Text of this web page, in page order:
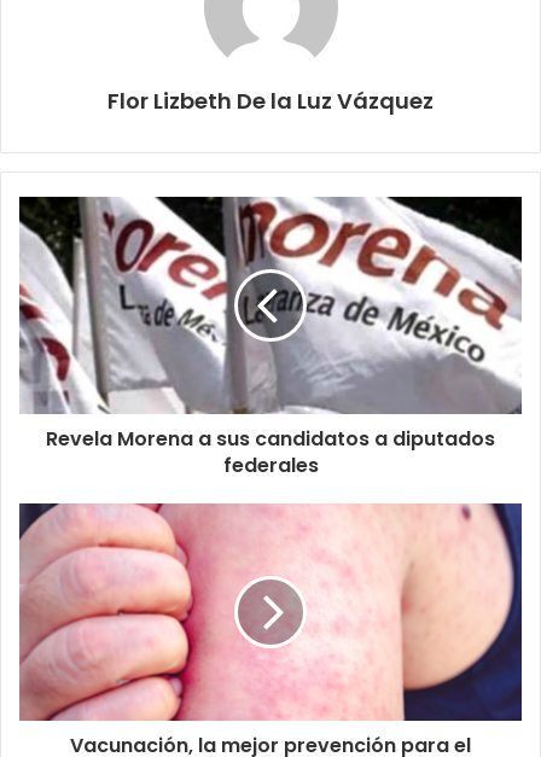
Flor Lizbeth De la Luz Vázquez
Revela Morena a sus candidatos a diputados
federales
Vacunación, la mejor prevención para el